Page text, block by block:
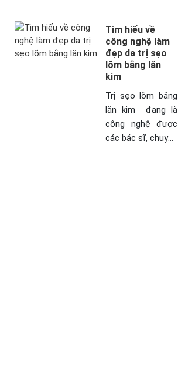
trị hiệu qua các
vần đề về da như
mụn…
Tìm hiểu về
công nghệ làm
đẹp da trị sẹo
lõm bằng lăn
kim
Trị sẹo lõm bằng
lăn kim đang là
công nghệ được
các bác sĩ, chuyên